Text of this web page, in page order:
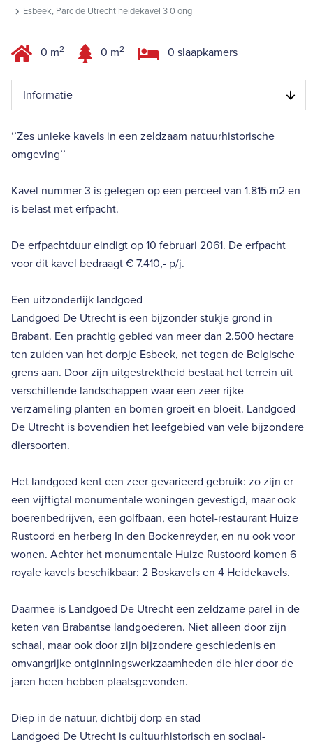
Esbeek, Parc de Utrecht heidekavel 3 0 ong
0 m2 0 m2 0 slaapkamers
Informatie
‘’Zes unieke kavels in een zeldzaam natuurhistorische
omgeving’’
Kavel nummer 3 is gelegen op een perceel van 1.815 m2 en
is belast met erfpacht.
De erfpachtduur eindigt op 10 februari 2061. De erfpacht
voor dit kavel bedraagt € 7.410,- p/j.
Een uitzonderlijk landgoed
Landgoed De Utrecht is een bijzonder stukje grond in
Brabant. Een prachtig gebied van meer dan 2.500 hectare
ten zuiden van het dorpje Esbeek, net tegen de Belgische
grens aan. Door zijn uitgestrektheid bestaat het terrein uit
verschillende landschappen waar een zeer rijke
verzameling planten en bomen groeit en bloeit. Landgoed
De Utrecht is bovendien het leefgebied van vele bijzondere
diersoorten.
Het landgoed kent een zeer gevarieerd gebruik: zo zijn er
een vijftigtal monumentale woningen gevestigd, maar ook
boerenbedrijven, een golfbaan, een hotel-restaurant Huize
Rustoord en herberg In den Bockenreyder, en nu ook voor
wonen. Achter het monumentale Huize Rustoord komen 6
royale kavels beschikbaar: 2 Boskavels en 4 Heidekavels.
Daarmee is Landgoed De Utrecht een zeldzame parel in de
keten van Brabantse landgoederen. Niet alleen door zijn
schaal, maar ook door zijn bijzondere geschiedenis en
omvangrijke ontginningswerkzaamheden die hier door de
jaren heen hebben plaatsgevonden.
Diep in de natuur, dichtbij dorp en stad
Landgoed De Utrecht is cultuurhistorisch en sociaal-